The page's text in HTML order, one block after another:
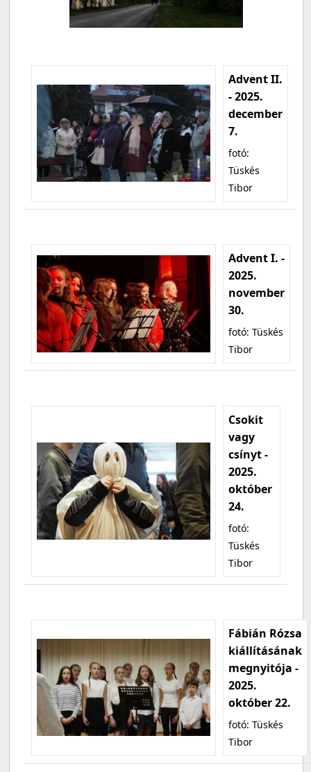
Advent II.
- 2025.
december
7.
fotó:
Tüskés
Tibor
Advent I. -
2025.
november
30.
fotó: Tüskés
Tibor
Csokit
vagy
csínyt -
2025.
október
24.
fotó:
Tüskés
Tibor
Fábián Rózsa
kiállításának
megnyitója -
2025.
október 22.
fotó: Tüskés
Tibor